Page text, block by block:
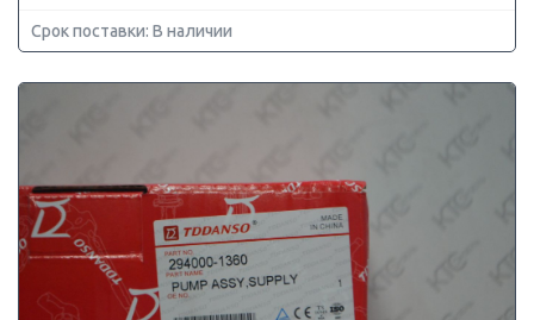
Срок поставки: В наличии